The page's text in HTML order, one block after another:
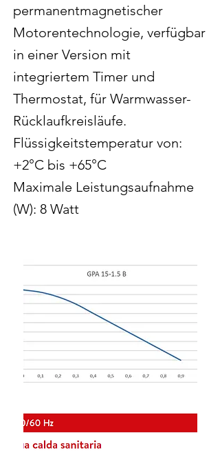
permanentmagnetischer
Motorentechnologie, verfügbar
in einer Version mit
integriertem Timer und
Thermostat, für Warmwasser-
Rücklaufkreisläufe.
Flüssigkeitstemperatur von:
+2°C bis +65°C
Maximale Leistungsaufnahme
(W): 8 Watt